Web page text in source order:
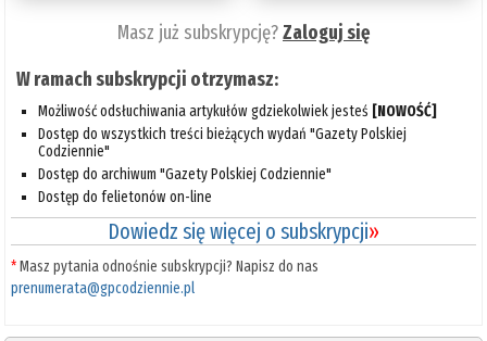
Masz już subskrypcję?Zaloguj się
W ramach subskrypcji otrzymasz:
Możliwość odsłuchiwania artykułów gdziekolwiek jesteś [NOWOŚĆ]
Dostęp do wszystkich treści bieżących wydań "Gazety Polskiej
Codziennie"
Dostęp do archiwum "Gazety Polskiej Codziennie"
Dostęp do felietonów on-line
Dowiedz się więcej o subskrypcji»
*Masz pytania odnośnie subskrypcji? Napisz do nas
prenumerata@gpcodziennie.pl